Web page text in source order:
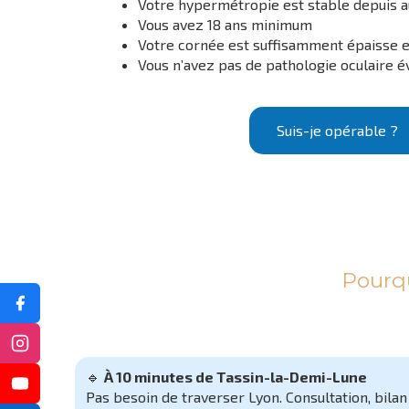
Votre hypermétropie est stable depuis
Vous avez 18 ans minimum
Votre cornée est suffisamment épaisse
Vous n’avez pas de pathologie oculaire
Suis-je opérable ?
🔹 À 10 minutes de Tassin-la-Demi-Lune
Pas besoin de traverser Lyon. Consultation,